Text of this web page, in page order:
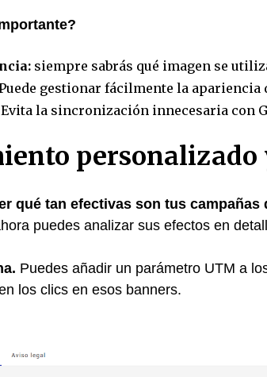
siempre sabrás qué imagen se
gestionar fácilmente la apariencia
Evita la sincronización innecesaria con
qué tan efectivas son tus
puedes analizar sus efectos en
Puedes añadir un parámetro UTM a
los clics en esos banners.